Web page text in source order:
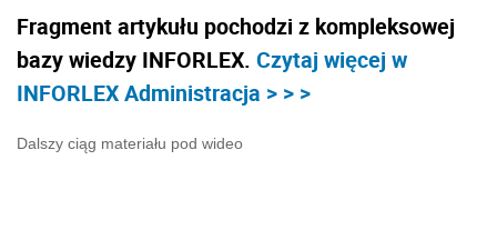
Fragment artykułu pochodzi z kompleksowej
bazy wiedzy INFORLEX. Czytaj więcej w
INFORLEX Administracja > > >
Dalszy ciąg materiału pod wideo